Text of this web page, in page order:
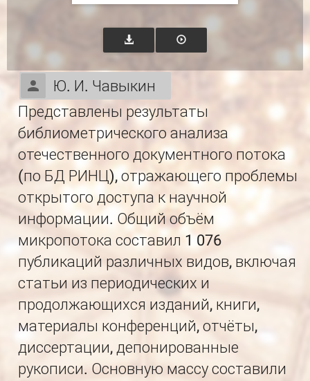
Ю. И. Чавыкин
Представлены результаты
библиометрического анализа
отечественного документного потока
(по БД РИНЦ), отражающего проблемы
открытого доступа к научной
информации. Общий объём
микропотока составил 1 076
публикаций различных видов, включая
статьи из периодических и
продолжающихся изданий, книги,
материалы конференций, отчёты,
диссертации, депонированные
рукописи. Основную массу составили